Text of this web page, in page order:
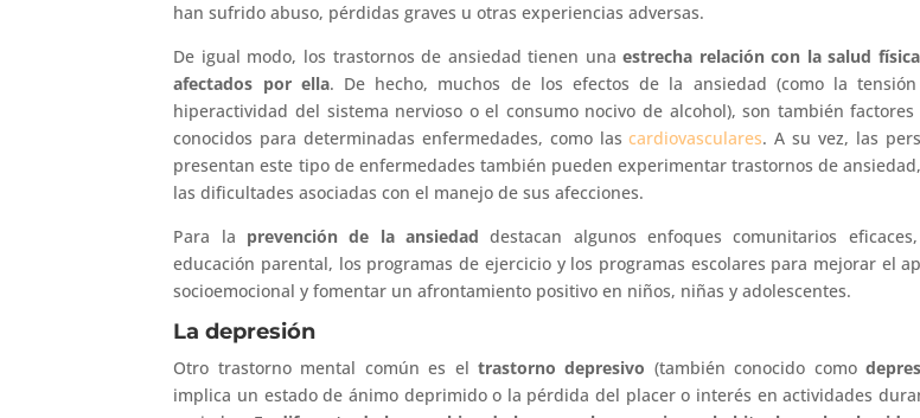
han sufrido abuso, pérdidas graves u otras experiencias adversas.
De igual modo, los trastornos de ansiedad tienen unaestrecha relación con la salud
afectados por ella. De hecho, muchos de los efectos de la ansiedad (como la
hiperactividad del sistema nervioso o el consumo nocivo de alcohol), son también factores
conocidos para determinadas enfermedades, como lascardiovasculares. A su vez, las
presentan este tipo de enfermedades también pueden experimentar trastornos de
las dificultades asociadas con el manejo de sus afecciones.
Para la prevención de la ansiedaddestacan algunos enfoques comunitarios
educación parental, los programas de ejercicio y los programas escolares para mejorar el
socioemocional y fomentar un afrontamiento positivo en niños, niñas y adolescentes.
La depresión
Otro trastorno mental común es el trastorno depresivo (también conocido como
implica un estado de ánimo deprimido o la pérdida del placer o interés en actividades